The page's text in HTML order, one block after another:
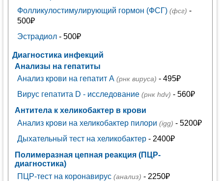
Фолликулостимулирующий гормон (ФСГ) (фсг) -
500₽
Эстрадиол- 500₽
Диагностика инфекций
Анализы на гепатиты
Анализ крови на гепатит А (рнк вируса) - 495₽
Вирус гепатита D - исследование (рнк hdv) - 560₽
Антитела к хеликобактер в крови
Анализ крови на хеликобактер пилори (igg) - 5200₽
Дыхательный тест на хеликобактер- 2400₽
Полимеразная цепная реакция (ПЦР-
диагностика)
ПЦР-тест на коронавирус (анализ) - 2250₽